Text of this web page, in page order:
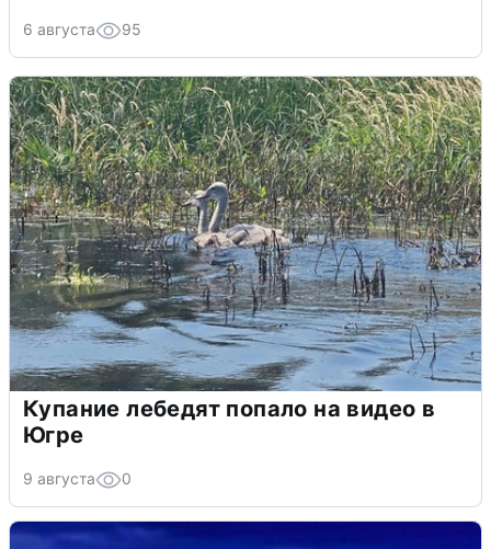
6 августа 95
Купание лебедят попало на видео в
Югре
9 августа 0